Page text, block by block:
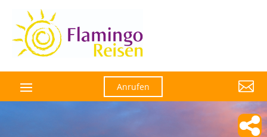
Anrufen 